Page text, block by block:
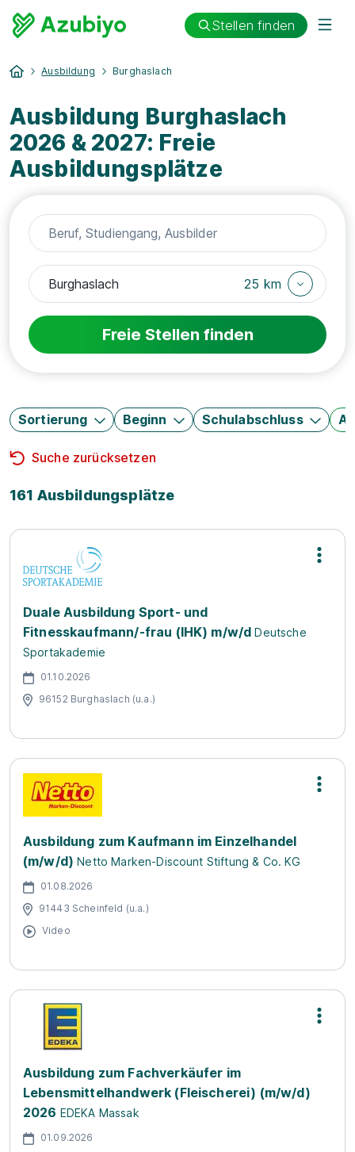
Stellen finden
Ausbildung Burghaslach
Ausbildung Burghaslach
2026 & 2027: Freie
Ausbildungsplätze
25 km
Freie Stellen finden
Sortierung Beginn Schulabschluss
Suche zurücksetzen
161 Ausbildungsplätze
Duale Ausbildung Sport- und
Fitnesskaufmann/-frau (IHK) m/w/d Deutsche
Sportakademie
01.10.2026
96152 Burghaslach (u.a.)
Ausbildung zum Kaufmann im Einzelhandel
(m/w/d) Netto Marken-Discount Stiftung & Co. KG
01.08.2026
91443 Scheinfeld (u.a.)
Video
Ausbildung zum Fachverkäufer im
Lebensmittelhandwerk (Fleischerei) (m/w/d)
2026 EDEKA Massak
01.09.2026